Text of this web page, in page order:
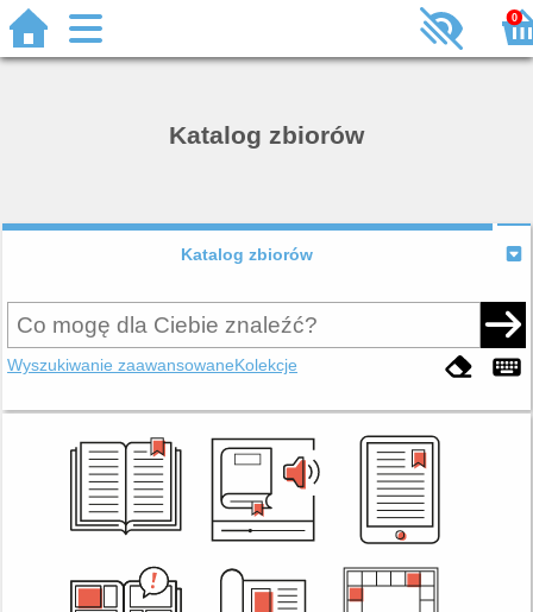
0
Katalog zbiorów
Katalog zbiorów
Wyszukiwanie zaawansowaneKolekcje